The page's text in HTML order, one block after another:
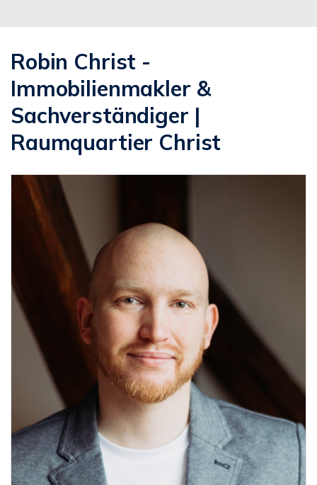
Robin Christ -
Immobilienmakler &
Sachverständiger |
Raumquartier Christ